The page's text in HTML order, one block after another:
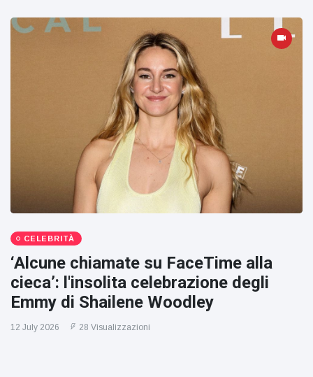
CELEBRITÀ
‘Alcune chiamate su FaceTime alla
cieca’: l'insolita celebrazione degli
Emmy di Shailene Woodley
12 July 2026 28 Visualizzazioni